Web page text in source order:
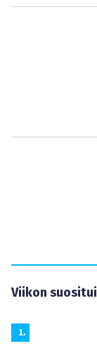
Viikon
1.